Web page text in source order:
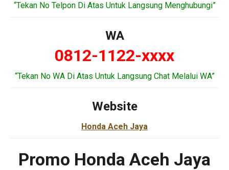
“Tekan No Telpon Di Atas Untuk Langsung Menghubungi”
WA
0812-1122-xxxx
“Tekan No WA Di Atas Untuk Langsung Chat Melalui WA”
Website
Honda Aceh Jaya
Promo Honda Aceh Jaya